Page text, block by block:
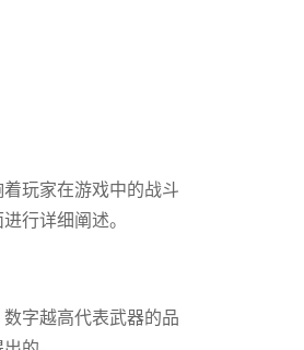
玩家在游戏中的战斗
行详细阐述。
字越高代表武器的品